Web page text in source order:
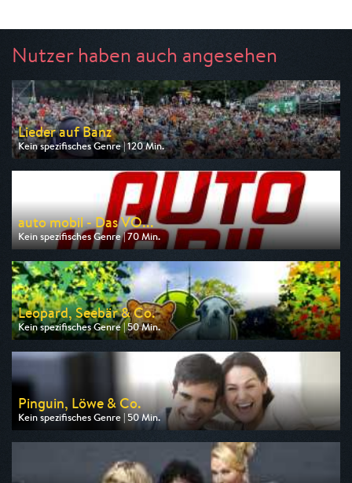
Nutzer haben auch angesehen
Lieder auf Banz
Kein spezifisches Genre | 120 Min.
Ausgestrahlt von BR
am 10.08.2026, 22:45
auto mobil - Das VO...
Kein spezifisches Genre | 70 Min.
Ausgestrahlt von VOX
am 16.08.2026, 17:00
Leopard, Seebär & Co.
Kein spezifisches Genre | 50 Min.
Ausgestrahlt von NDR
am 10.08.2026, 17:10
Pinguin, Löwe & Co.
Kein spezifisches Genre | 50 Min.
Ausgestrahlt von WDR
am 10.08.2026, 13:00